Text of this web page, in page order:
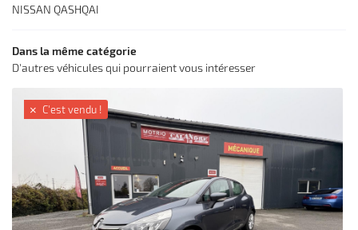
NISSAN QASHQAI
Dans la même catégorie
D'autres véhicules qui pourraient vous intéresser
 C'est vendu !